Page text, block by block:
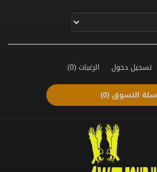
تسجيل دخول الرغبات(0)
سلة التسوق(0)